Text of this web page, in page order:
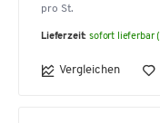
pro St.
Lieferzeit: sofort lieferbar
Vergleichen